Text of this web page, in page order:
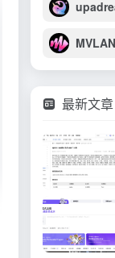
最新文章